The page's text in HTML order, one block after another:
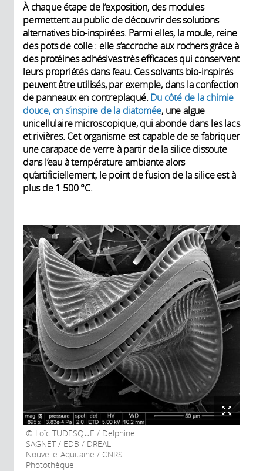
À chaque étape de l’exposition, des modules
permettent au public de découvrir des solutions
alternatives bio-inspirées. Parmi elles, la moule, reine
des pots de colle : elle s’accroche aux rochers grâce à
des protéines adhésives très efficaces qui conservent
leurs propriétés dans l’eau. Ces solvants bio-inspirés
peuvent être utilisés, par exemple, dans la confection
de panneaux en contreplaqué. Du côté de la chimie
douce, on s’inspire de la diatomée, une algue
unicellulaire microscopique, qui abonde dans les lacs
et rivières. Cet organisme est capable de se fabriquer
une carapace de verre à partir de la silice dissoute
dans l’eau à température ambiante alors
qu’artificiellement, le point de fusion de la silice est à
plus de 1 500 °C.
Loïc TUDESQUE / Delphine
SAGNET / EDB / DREAL
Nouvelle-Aquitaine / CNRS
Photothèque